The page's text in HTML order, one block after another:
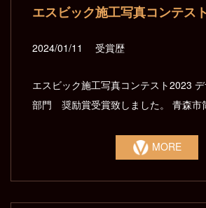
エスビック施工写真コンテス
2024/01/11 受賞歴
エスビック施工写真コンテスト2023
部門 奨励賞受賞致しました。 青森市
MORE